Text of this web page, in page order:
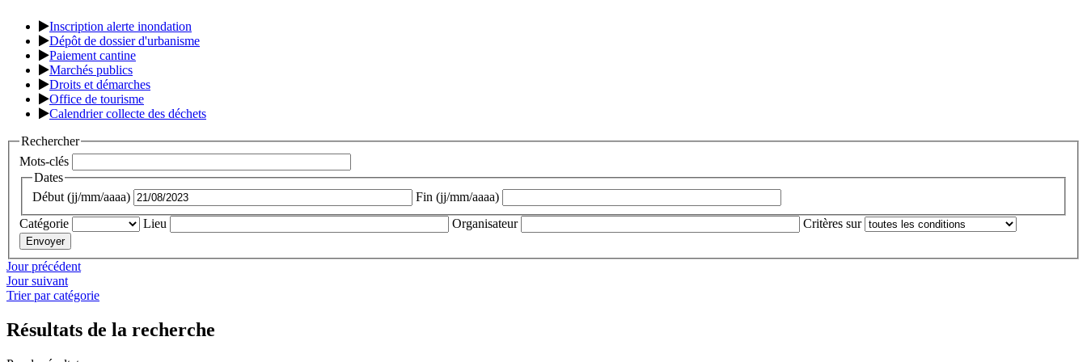
Inscription alerte inondation
Dépôt de dossier d'urbanisme
Paiement cantine
Marchés publics
Droits et démarches
Office de tourisme
Calendrier collecte des déchets
Rechercher
Mots-clés
Dates
Début (jj/mm/aaaa)
Fin (jj/mm/aaaa)
Catégorie
Lieu Organisateur Critères sur
Jour précédent
Jour suivant
Trier par catégorie
Résultats de la recherche